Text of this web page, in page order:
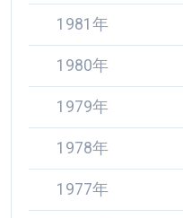
1981年
1980年
1979年
1978年
1977年